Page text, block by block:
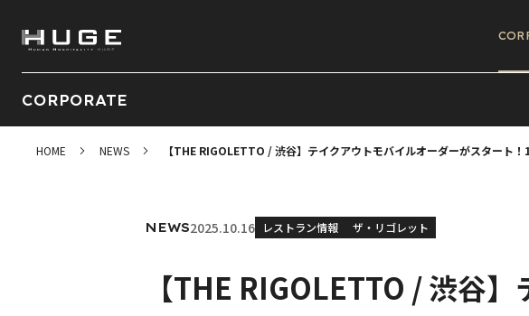
CORPORATE
HOME NEWS 【THE RIGOLETTO / 渋谷】テイクアウトモバイルオーダーがスタート
NEWS2025.10.16 レストラン情報 ザ・リゴレット
【THE RIGOLETTO / 渋谷